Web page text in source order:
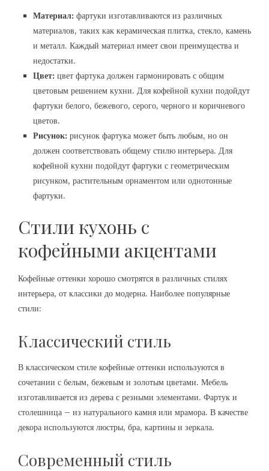
Материал: фартуки изготавливаются из различных
материалов, таких как керамическая плитка, стекло, камень
и металл. Каждый материал имеет свои преимущества и
недостатки.
Цвет: цвет фартука должен гармонировать с общим
цветовым решением кухни. Для кофейной кухни подойдут
фартуки белого, бежевого, серого, черного и коричневого
цветов.
Рисунок: рисунок фартука может быть любым, но он
должен соответствовать общему стилю интерьера. Для
кофейной кухни подойдут фартуки с геометрическим
рисунком, растительным орнаментом или однотонные
фартуки.
Стили кухонь с
кофейными акцентами
Кофейные оттенки хорошо смотрятся в различных стилях
интерьера, от классики до модерна. Наиболее популярные
стили:
Классический стиль
В классическом стиле кофейные оттенки используются в
сочетании с белым, бежевым и золотым цветами. Мебель
изготавливается из дерева с резными элементами. Фартук и
столешница – из натурального камня или мрамора. В качестве
декора используются люстры, бра, картины и зеркала.
Современный стиль